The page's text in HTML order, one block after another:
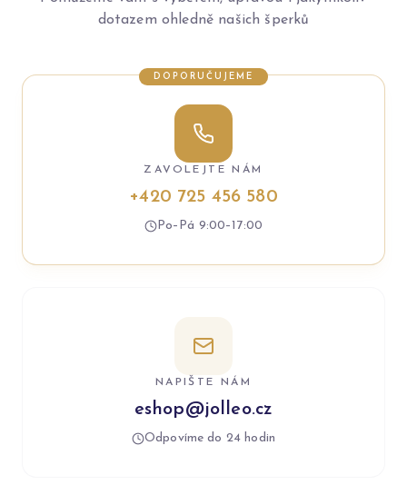
dotazem ohledně našich šperků
DOPORUČUJEME
ZAVOLEJTE NÁM
+420 725 456 580
Po–Pá 9:00–17:00
NAPIŠTE NÁM
eshop@jolleo.cz
Odpovíme do 24 hodin